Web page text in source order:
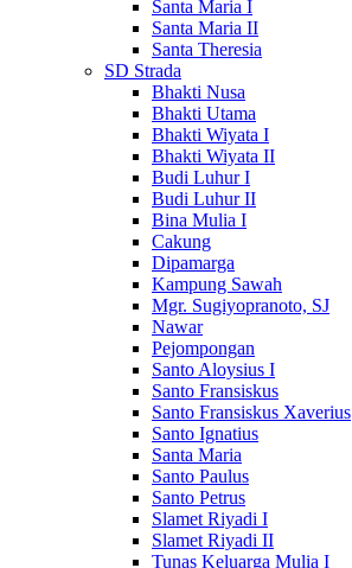
Santa Maria I
Santa Maria II
Santa Theresia
SD Strada
Bhakti Nusa
Bhakti Utama
Bhakti Wiyata I
Bhakti Wiyata II
Budi Luhur I
Budi Luhur II
Bina Mulia I
Cakung
Dipamarga
Kampung Sawah
Mgr. Sugiyopranoto, SJ
Nawar
Pejompongan
Santo Aloysius I
Santo Fransiskus
Santo Fransiskus Xaverius
Santo Ignatius
Santa Maria
Santo Paulus
Santo Petrus
Slamet Riyadi I
Slamet Riyadi II
Tunas Keluarga Mulia I